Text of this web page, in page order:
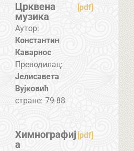
Црквена
музика
[pdf]
Аутор:
Константин
Каварнос
Преводилац:
Јелисавета
Вујковић
стране: 79-88
Химнографиј
а
[pdf]